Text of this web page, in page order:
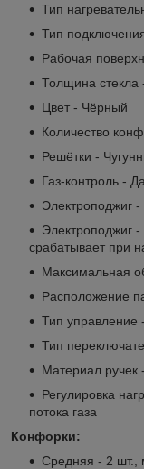
Тип
Тип
Рабочая
Толщина стекла
Цвет - Чёрный
Количество
Решётки -
Газ-контроль - Да
Электроподжиг -
Электроподжиг -
срабатывает при
Максимальная
Расположение
Тип управление
Тип
Материал ручек
Регулировка
потока газа
Конфорки:
Средняя - 2 шт.,